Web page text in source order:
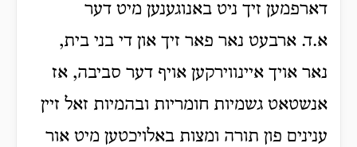
דארפמען זיך ניט באנוגענען מיט דער
א.ד. ארבעט נאר פאר זיך און די בני בית,
נאר אויך איינווירקען אויף דער סביבה, אז
אנשטאט גשמיות חומריות ובהמיות זאל זיין
ענינים פון תורה ומצות באלויכטען מיט אור